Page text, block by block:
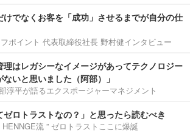
けでなくお客を「成功」させるまでが自分の仕
ポイント 代表取締役社長 野村健インタビュー
理はレガシーなイメージがあってテクノロジー
ないと思いました（阿部）」
淳平が語るエクスポージャーマネジメント
ゼロトラストなの？」と思ったら読むべき
HENNGE流 ” ゼロトラストここに爆誕